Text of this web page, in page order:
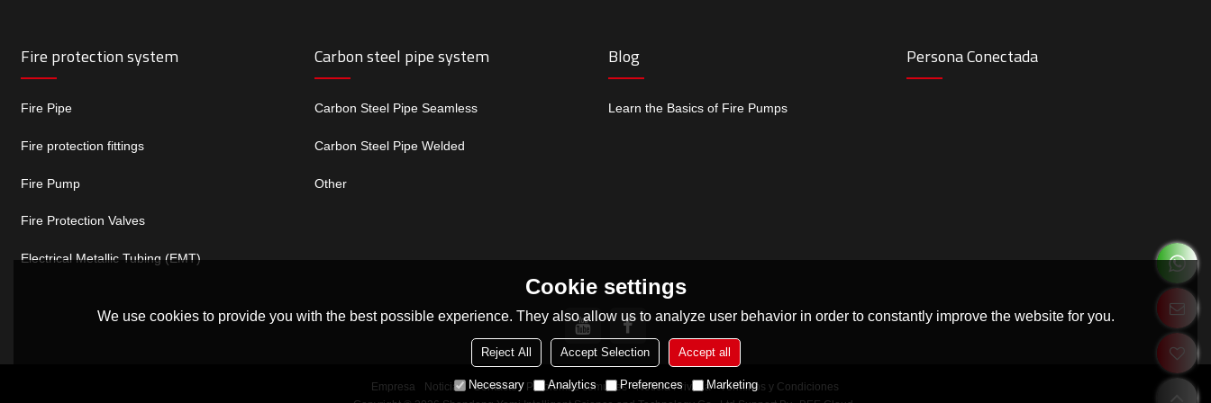
Fire protection system
Fire Pipe
Fire protection fittings
Fire Pump
Fire Protection Valves
Electrical Metallic Tubing (EMT)
Carbon steel pipe system
Carbon Steel Pipe Seamless
Carbon Steel Pipe Welded
Other
Blog
Learn the Basics of Fire Pumps
Persona Conectada
Empresa Noticias Contacto Problemas comunes Noticia Privada
Términos y Condiciones
Cookie settings
We use cookies to provide you with the best possible experience. They also allow us to analyze user behavior in order to constantly improve the website for you.
Reject All Accept Selection Accept all
Necessary Analytics Preferences Marketing